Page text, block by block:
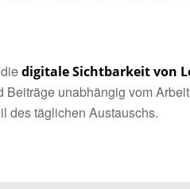
digitale Sichtbarkeit von
unabhängig vom
des täglichen Austauschs.